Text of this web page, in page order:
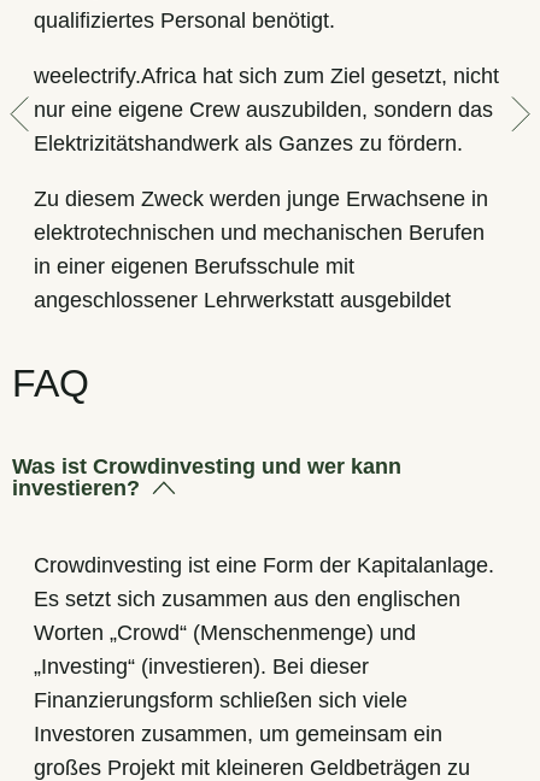
qualifiziertes Personal benötigt.
weelectrify.Africa hat sich zum Ziel gesetzt, nicht
nur eine eigene Crew auszubilden, sondern das
Elektrizitätshandwerk als Ganzes zu fördern.
Zu diesem Zweck werden junge Erwachsene in
elektrotechnischen und mechanischen Berufen
in einer eigenen Berufsschule mit
angeschlossener Lehrwerkstatt ausgebildet
FAQ
Was ist Crowdinvesting und wer kann
investieren?
Crowdinvesting ist eine Form der Kapitalanlage.
Es setzt sich zusammen aus den englischen
Worten „Crowd“ (Menschenmenge) und
„Investing“ (investieren). Bei dieser
Finanzierungsform schließen sich viele
Investoren zusammen, um gemeinsam ein
großes Projekt mit kleineren Geldbeträgen zu